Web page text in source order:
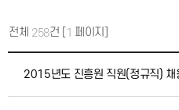
전체 258건 [ 1 페이지]